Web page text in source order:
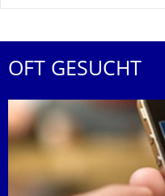
OFT GESUCHT